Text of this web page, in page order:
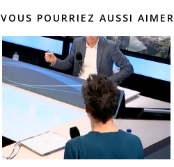
VOUS POURRIEZ AUSSI AIMER